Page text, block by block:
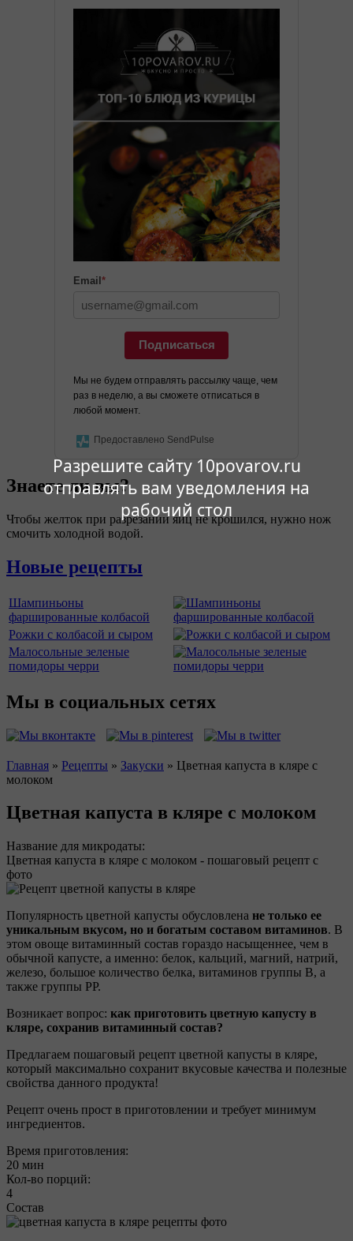
Разрешите сайту 10povarov.ru
отправлять вам уведомления на
рабочий стол
Email *
Подписаться
Мы не будем отправлять рассылку чаще, чем
раз в неделю, а вы сможете отписаться в
любой момент.
Предоставлено SendPulse
Знаете ли вы?
Чтобы желток при разрезании яиц не крошился, нужно нож
смочить холодной водой.
Новые рецепты
Шампиньоны
фаршированные колбасой
Рожки с колбасой и сыром
Малосольные зеленые
помидоры черри
Мы в социальных сетях
Вы здесь
Главная » Рецепты » Закуски » Цветная капуста в кляре с
молоком
Цветная капуста в кляре с молоком
Название для микродаты:
Цветная капуста в кляре с молоком - пошаговый рецепт с
фото
Популярность цветной капусты обусловлена не только ее
уникальным вкусом, но и богатым составом витаминов. В
этом овоще витаминный состав гораздо насыщеннее, чем в
обычной капусте, а именно: белок, кальций, магний, натрий,
железо, большое количество белка, витаминов группы B, а
также группы PP.
Возникает вопрос: как приготовить цветную капусту в
кляре, сохранив витаминный состав?
Предлагаем пошаговый рецепт цветной капусты в кляре,
который максимально сохранит вкусовые качества и полезные
свойства данного продукта!
Рецепт очень прост в приготовлении и требует минимум
ингредиентов.
Время приготовления:
20 мин
Кол-во порций:
4
Состав